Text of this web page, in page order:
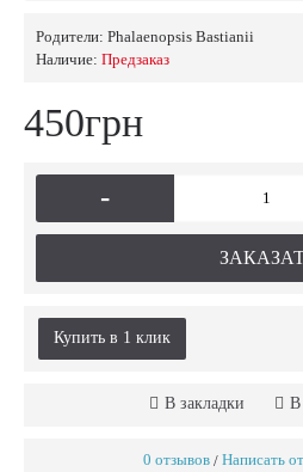
Родители: Phalaenopsis Bastianii
Наличие: Предзаказ
450грн
-
Купить в 1 клик
В закладки В
0 отзывов / Написать